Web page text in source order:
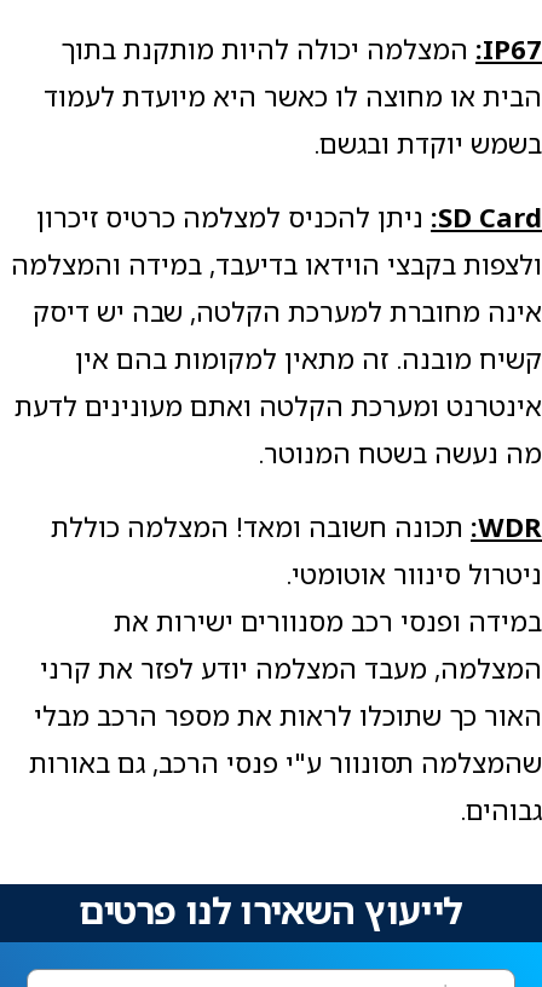
IP67
: המצלמה יכולה להיות מותקנת בתוך
הבית או מחוצה לו כאשר היא מיועדת לעמוד
בשמש יוקדת ובגשם.
SD Card
: ניתן להכניס למצלמה כרטיס זיכרון
ולצפות בקבצי הוידאו בדיעבד, במידה והמצלמה
אינה מחוברת למערכת הקלטה, שבה יש דיסק
קשיח מובנה. זה מתאין למקומות בהם אין
אינטרנט ומערכת הקלטה ואתם מעונינים לדעת
מה נעשה בשטח המנוטר.
WDR
: תכונה חשובה ומאד! המצלמה כוללת
ניטרול סינוור אוטומטי.
במידה ופנסי רכב מסנוורים ישירות את
המצלמה, מעבד המצלמה יודע לפזר את קרני
האור כך שתוכלו לראות את מספר הרכב מבלי
שהמצלמה תסונוור ע"י פנסי הרכב, גם באורות
גבוהים.
לייעוץ השאירו לנו פרטים